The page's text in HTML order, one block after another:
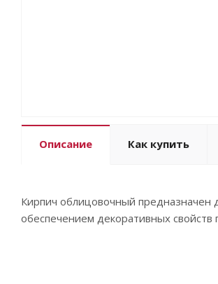
Описание Как купить
Кирпич облицовочный
обеспечением декоративных свойств